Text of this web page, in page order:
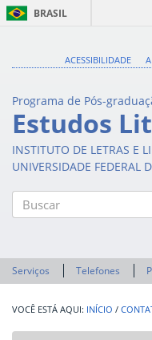
BRASIL
ACESSIBILIDADE
Programa de Pós-
Estudos
INSTITUTO DE LETRAS E
UNIVERSIDADE FEDERAL
Serviços Telefones
INÍCIO /